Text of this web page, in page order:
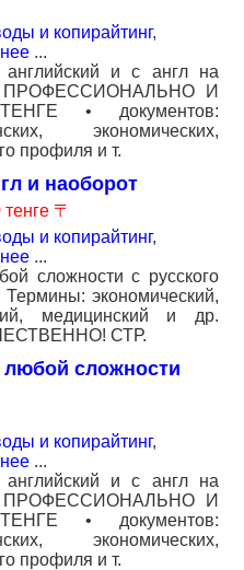
и копирайтинг,
...
и с англ на
ПРОФЕССИОНАЛЬНО И
• документов:
экономических,
профиля и т.
и наоборот
〒
и копирайтинг,
...
сложности с русского
Термины: экономический,
медицинский и др.
СТР.
сложности
и копирайтинг,
...
и с англ на
ПРОФЕССИОНАЛЬНО И
• документов:
экономических,
профиля и т.